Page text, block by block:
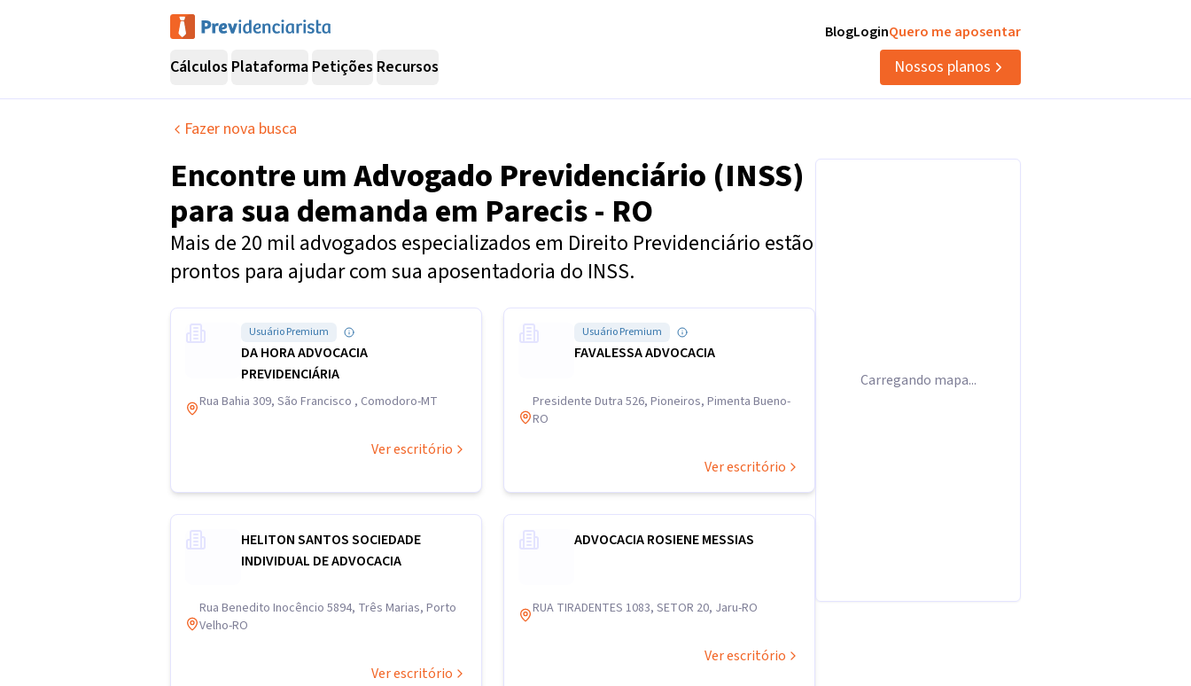
BlogLoginQuero me aposentar
Cálculos Plataforma Petições Recursos Nossos planos
Fazer nova busca
Encontre umAdvogado Previdenciário (INSS)
para sua demanda em Parecis - RO
Mais de 20 mil advogados especializados em Direito Previdenciário estão
prontos para ajudar com sua aposentadoria do INSS.
Usuário Premium
DA HORA ADVOCACIA
PREVIDENCIÁRIA
Rua Bahia 309, São Francisco , Comodoro-MT
Ver escritório
Usuário Premium
FAVALESSA ADVOCACIA
Presidente Dutra 526, Pioneiros, Pimenta Bueno-
RO
Ver escritório
HELITON SANTOS SOCIEDADE
INDIVIDUAL DE ADVOCACIA
Rua Benedito Inocêncio 5894, Três Marias, Porto
Velho-RO
Ver escritório
ADVOCACIA ROSIENE MESSIAS
RUA TIRADENTES 1083, SETOR 20, Jaru-RO
Ver escritório
Carregando mapa...